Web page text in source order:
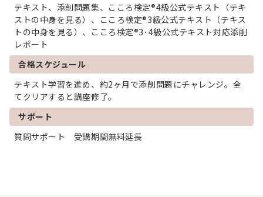
テキスト、添削問題集、こころ検定®4級公式テキスト（テキ
ストの中身を見る）、こころ検定®3級公式テキスト（テキス
トの中身を見る）、こころ検定®3･4級公式テキスト対応添削
レポート
合格スケジュール
テキスト学習を進め、約2ヶ月で添削問題にチャレンジ。全
てクリアすると講座修了。
サポート
質問サポート 受講期間無料延長